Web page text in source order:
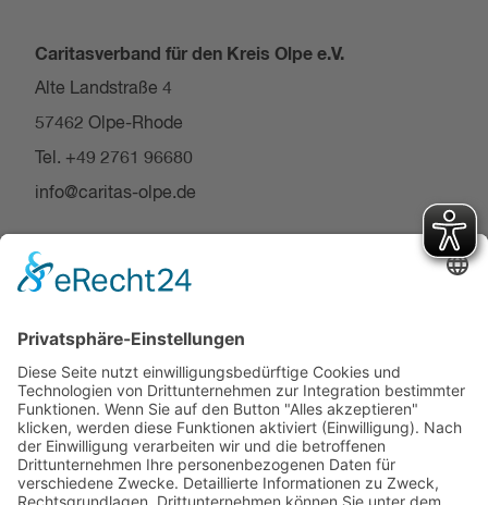
Caritasverband für den Kreis Olpe e.V.
Alte Landstraße 4
57462 Olpe-Rhode
Tel. +49 2761 96680
info@caritas-olpe.de
Über uns
Spende & Ehrenamt
Hilfe & Beratung
Startseite
Caritas Deutschland